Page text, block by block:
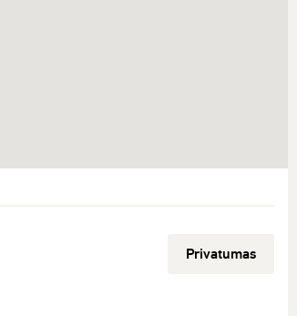
Privatumas